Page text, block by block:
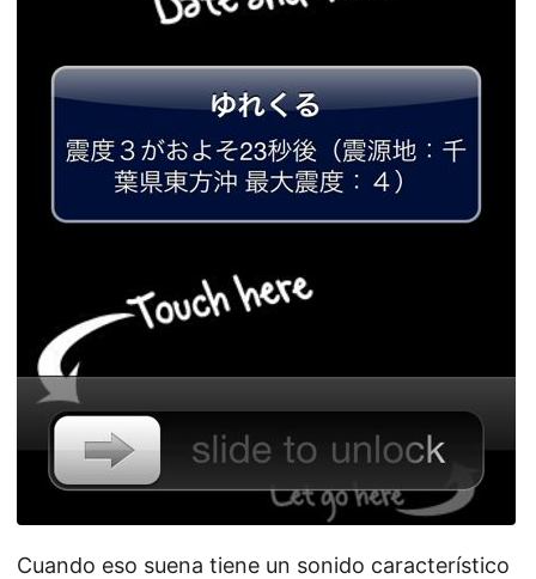
Cuando eso suena tiene un sonido característico